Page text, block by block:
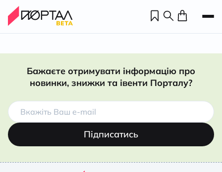
Бажаєте отримувати інформацію про
новинки, знижки та івенти Порталу?
Підписатись